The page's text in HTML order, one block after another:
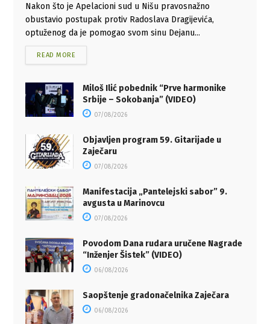
Nakon što je Apelacioni sud u Nišu pravosnažno
obustavio postupak protiv Radoslava Dragijevića,
optuženog da je pomogao svom sinu Dejanu...
READ MORE
Miloš Ilić pobednik “Prve harmonike
Srbije – Sokobanja” (VIDEO)
07/08/2026
Objavljen program 59. Gitarijade u
Zaječaru
07/08/2026
Manifestacija „Pantelejski sabor” 9.
avgusta u Marinovcu
07/08/2026
Povodom Dana rudara uručene Nagrade
“Inženjer Šistek” (VIDEO)
06/08/2026
Saopštenje gradonačelnika Zaječara
06/08/2026